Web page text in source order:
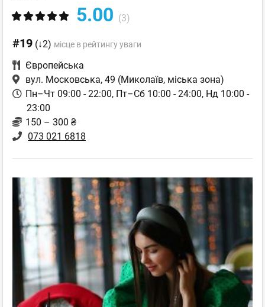
5.00 (3)
#19 (↓2) місце в рейтингу уваги
Європейська
вул. Московська, 49 (Миколаїв, міська зона)
Пн–Чт 09:00 - 22:00, Пт–Сб 10:00 - 24:00, Нд 10:00 -
23:00
150 – 300 ₴
073 021 6818